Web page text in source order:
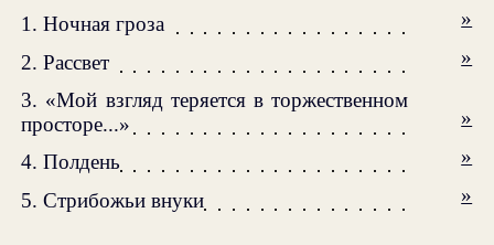
1. Ночная гроза
»
2. Рассвет
»
3. «Мой взгляд теряется в торжественном
просторе...»
»
4. Полдень
»
5. Стрибожьи внуки
»